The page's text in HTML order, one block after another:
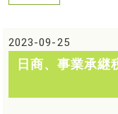
2023-09-25
日商、事業承継